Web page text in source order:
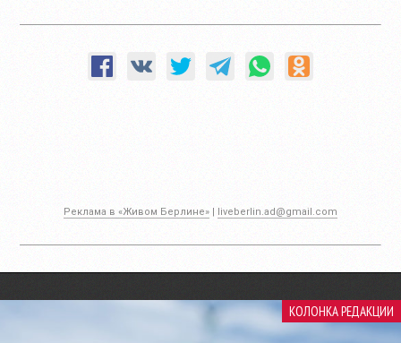
Реклама в «Живом Берлине» | liveberlin.ad@gmail.com
КОЛОНКА РЕДАКЦИИ